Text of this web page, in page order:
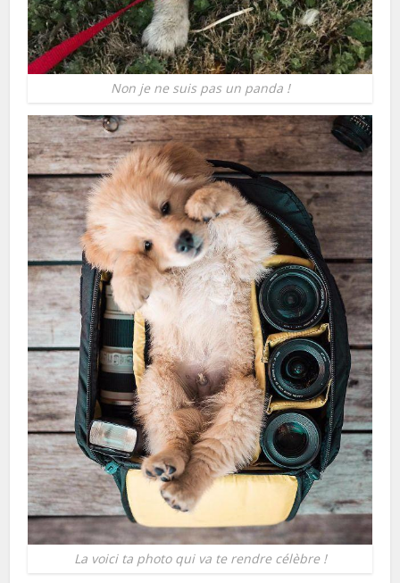
Non je ne suis pas un panda !
La voici ta photo qui va te rendre célèbre !